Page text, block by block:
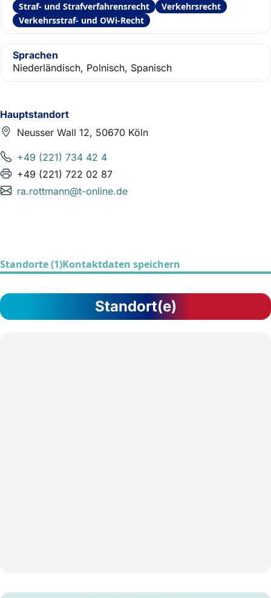
Hauptstandort
Neusser Wall 12, 50670 Köln
+49 (221) 734 42 4
+49 (221) 722 02 87
ra.rottmann@t-online.de
Straf- und Strafverfahrensrecht
Verkehrsrecht
Verkehrsstraf- und OWi-Recht
Sprachen
Niederländisch, Polnisch, Spanisch
Standorte (1)Kontaktdaten speichern
Standort(e)